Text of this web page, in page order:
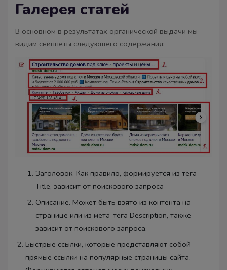
Галерея статей
В основном в результатах органической выдачи мы
видим сниппеты следующего содержания:
Заголовок. Как правило, формируется из тега
Title, зависит от поискового запроса
Описание. Может быть взято из контента на
странице или из мета-тега Description, также
зависит от поискового запроса.
Быстрые ссылки, которые представляют собой
прямые ссылки на популярные страницы сайта.